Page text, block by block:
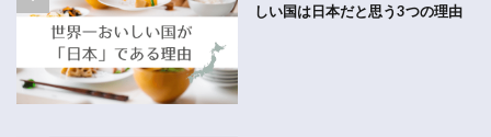
しい国は日本だと思う3つの理由